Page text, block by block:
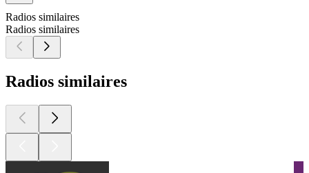
Radios similaires
Radios similaires
Radios similaires